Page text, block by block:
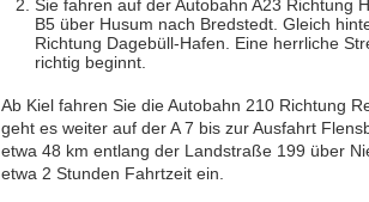
Sie fahren auf der Autobahn A23 Richtung
B5 über Husum nach Bredstedt. Gleich
Richtung Dagebüll-Hafen. Eine herrliche
richtig beginnt.
Ab Kiel fahren Sie die Autobahn 210 Richtung
geht es weiter auf der A 7 bis zur Ausfahrt
etwa 48 km entlang der Landstraße 199 über
etwa 2 Stunden Fahrtzeit ein.